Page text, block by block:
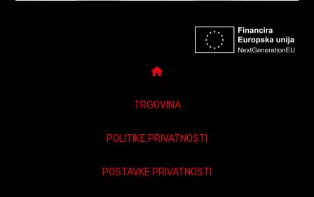
TRGOVINA
POLITIKE PRIVATNOSTI
POSTAVKE PRIVATNOSTI